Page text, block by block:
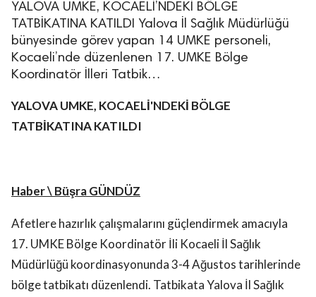
YALOVA UMKE, KOCAELİ’NDEKİ BÖLGE
TATBİKATINA KATILDI Yalova İl Sağlık Müdürlüğü
bünyesinde görev yapan 14 UMKE personeli,
Kocaeli’nde düzenlenen 17. UMKE Bölge
Koordinatör İlleri Tatbik…
YALOVA UMKE, KOCAELİ'NDEKİ BÖLGE
TATBİKATINA KATILDI
Haber \ Büşra GÜNDÜZ
Afetlere hazırlık çalışmalarını güçlendirmek amacıyla
17. UMKE Bölge Koordinatör İli Kocaeli İl Sağlık
Müdürlüğü koordinasyonunda 3-4 Ağustos tarihlerinde
bölge tatbikatı düzenlendi. Tatbikata Yalova İl Sağlık